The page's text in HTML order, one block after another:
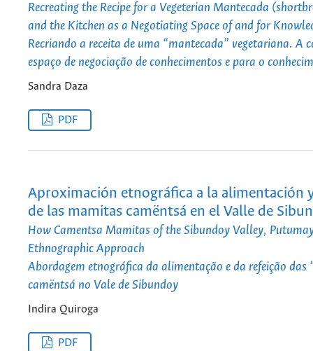
Recreating the Recipe for a Vegeterian Mantecada
and the Kitchen as a Negotiating Space of and for
Recriando a receita de uma “mantecada” vegetariana. A
espaço de negociação de conhecimentos e para o
Sandra Daza
PDF
Aproximación etnográfica a la alimentación
de las mamitas camëntsá en el Valle de
How Camentsa Mamitas of the Sibundoy Valley,
Ethnographic Approach
Abordagem etnográfica da alimentação e da refeição das
camëntsá no Vale de Sibundoy
Indira Quiroga
PDF